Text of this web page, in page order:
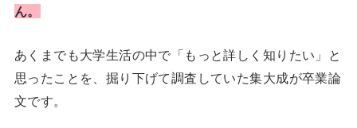
ん。
あくまでも大学生活の中で「もっと詳しく知りたい」と
思ったことを、掘り下げて調査していた集大成が卒業論
文です。